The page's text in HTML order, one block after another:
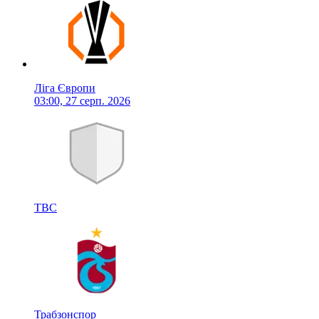
Ліга Європи
03:00, 27 серп. 2026
TBC
Трабзонспор